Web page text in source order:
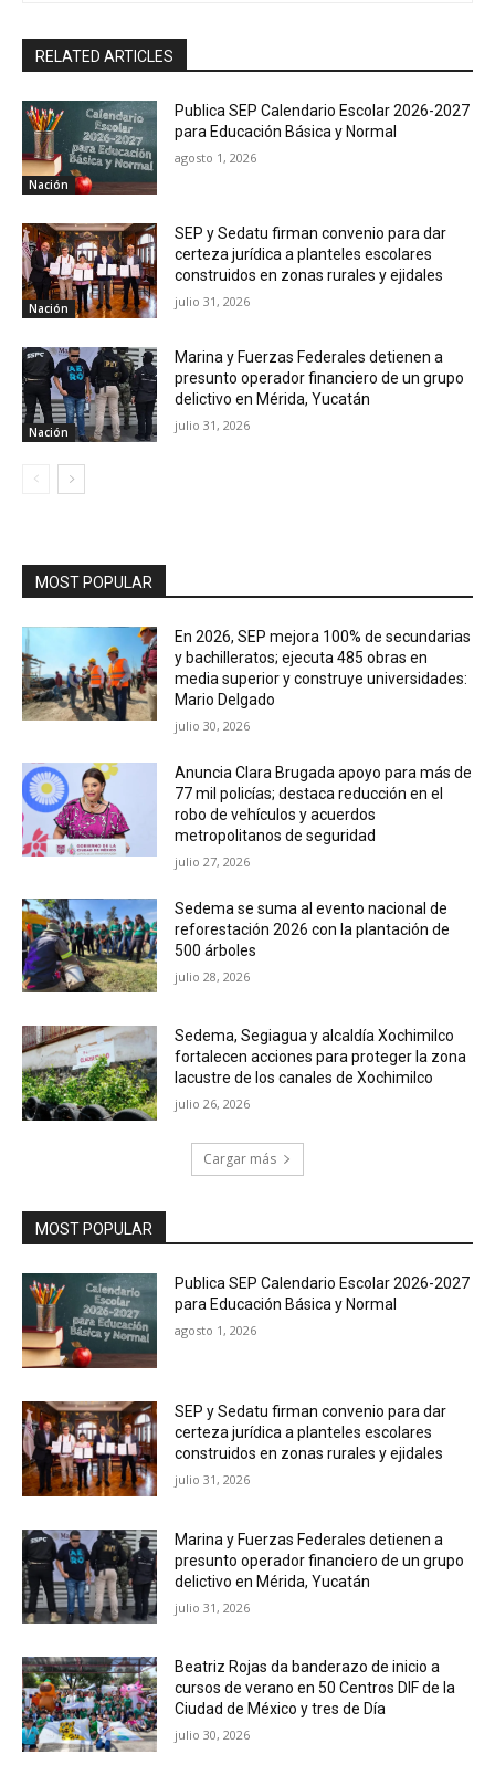
RELATED ARTICLES
Nación
Publica SEP Calendario Escolar 2026-2027
para Educación Básica y Normal
agosto 1, 2026
Nación
SEP y Sedatu firman convenio para dar
certeza jurídica a planteles escolares
construidos en zonas rurales y ejidales
julio 31, 2026
Nación
Marina y Fuerzas Federales detienen a
presunto operador financiero de un grupo
delictivo en Mérida, Yucatán
julio 31, 2026
MOST POPULAR
En 2026, SEP mejora 100% de secundarias
y bachilleratos; ejecuta 485 obras en
media superior y construye universidades:
Mario Delgado
julio 30, 2026
Anuncia Clara Brugada apoyo para más de
77 mil policías; destaca reducción en el
robo de vehículos y acuerdos
metropolitanos de seguridad
julio 27, 2026
Sedema se suma al evento nacional de
reforestación 2026 con la plantación de
500 árboles
julio 28, 2026
Sedema, Segiagua y alcaldía Xochimilco
fortalecen acciones para proteger la zona
lacustre de los canales de Xochimilco
julio 26, 2026
Cargar más
MOST POPULAR
Publica SEP Calendario Escolar 2026-2027
para Educación Básica y Normal
agosto 1, 2026
SEP y Sedatu firman convenio para dar
certeza jurídica a planteles escolares
construidos en zonas rurales y ejidales
julio 31, 2026
Marina y Fuerzas Federales detienen a
presunto operador financiero de un grupo
delictivo en Mérida, Yucatán
julio 31, 2026
Beatriz Rojas da banderazo de inicio a
cursos de verano en 50 Centros DIF de la
Ciudad de México y tres de Día
julio 30, 2026